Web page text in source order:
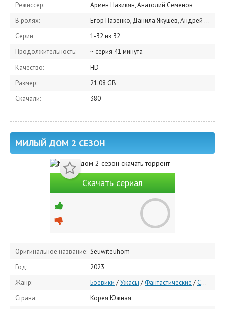
Режиссер:
Армен Назикян, Анатолий Семенов
В ролях:
Егор Пазенко, Данила Якушев, Андрей Гульнев, Екатерина Решетникова, Арсений Кожемякин, Василий Рукша, Михаил Бракоренко, Анна Королёва, Екатерина Яковлева-Карельская, Роберто Флейтес
Серии
1-32 из 32
Продолжительность:
~ серия 41 минута
Качество:
HD
Размер:
21.08 GB
Скачали:
380
МИЛЫЙ ДОМ 2 СЕЗОН
Скачать сериал
Оригинальное название: Seuwiteuhom
Год:
2023
Жанр:
Боевики /Ужасы /Фантастические / Сериалы 2023
Страна:
Корея Южная